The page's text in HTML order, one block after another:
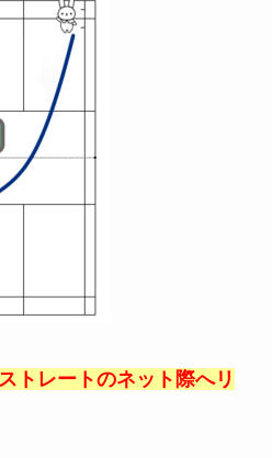
トレートのネット際へリ